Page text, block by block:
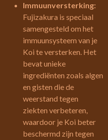
Immuunversterking:
Fujizakura is speciaal
samengesteld om het
immuunsysteem van je
Koi te versterken. Het
bevat unieke
ingrediënten zoals algen
en gisten die de
weerstand tegen
ziekten verbeteren,
waardoor je Koi beter
beschermd zijn tegen